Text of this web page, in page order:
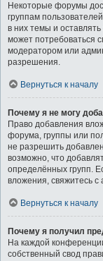
Некоторые форумы
группам
в них темы и
может потребоваться
модератором или
разрешения.
Вернуться к началу
Почему я не могу
Право добавления
форума, группы или
не разрешить
возможно, что
определённых групп.
вложения, свяжитесь
Вернуться к началу
Почему я получил
На каждой
собственный свод